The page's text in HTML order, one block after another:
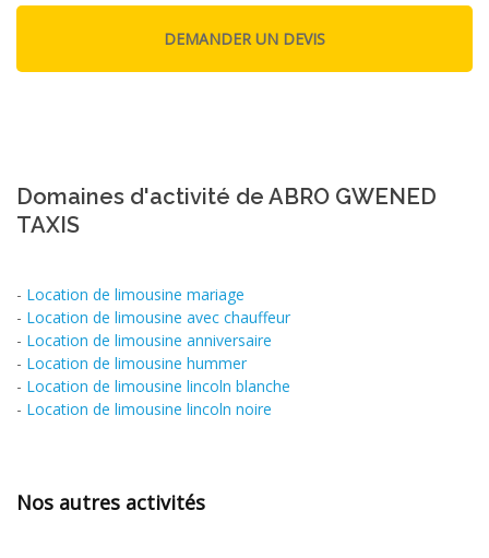
Domaines d'activité de ABRO GWENED
TAXIS
- Location de limousine mariage
- Location de limousine avec chauffeur
- Location de limousine anniversaire
- Location de limousine hummer
- Location de limousine lincoln blanche
- Location de limousine lincoln noire
Nos autres activités